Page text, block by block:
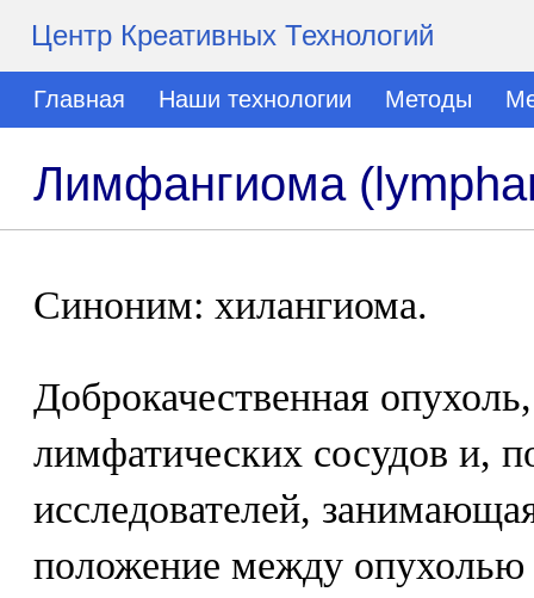
Центр Креативных Технологий
Главная Наши технологии Методы
Лимфангиома
Синоним: хилангиома.
Доброкачественная
лимфатических сосудов и,
исследователей,
положение между опухолью